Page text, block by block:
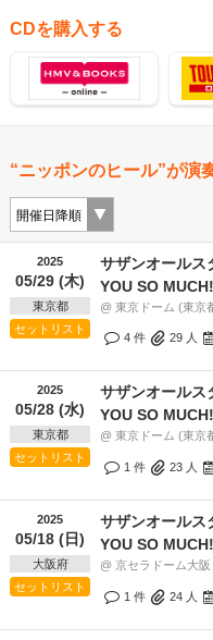
CDを購入する
“ニッポンのヒール”が演
2025
05/29 (木)
東京都
セットリスト
サザンオールス
YOU SO
@ 東京ドーム (東京
4 件 29 人
2025
05/28 (水)
東京都
セットリスト
サザンオールス
YOU SO
@ 東京ドーム (東京
1 件 23 人
2025
05/18 (日)
大阪府
セットリスト
サザンオールス
YOU SO
@ 京セラドーム大
1 件 24 人